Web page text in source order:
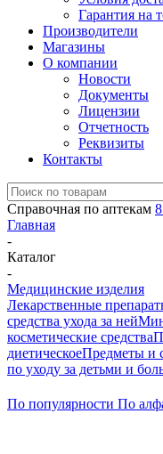
Гарантия на
Производители
Магазины
О компании
Новости
Документы
Лицензии
Отчетность
Реквизиты
Контакты
Справочная по аптекам
Главная
-
Каталог
-
Медицинские изделия
Лекарственные
средства ухода за ней
косметические средства
диетическоеПредметы и
по уходу за детьми и
По популярности По